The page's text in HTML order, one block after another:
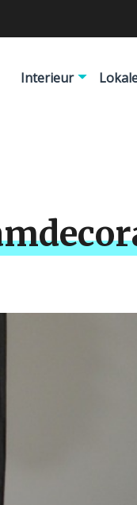
Interieur